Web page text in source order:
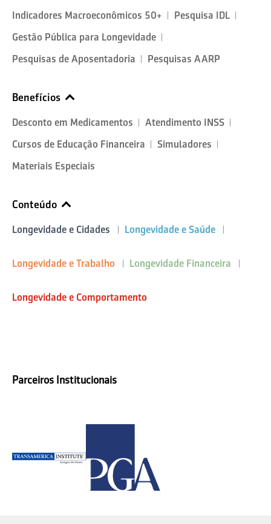
Indicadores Macroeconômicos 50+
Pesquisa IDL
Gestão Pública para Longevidade
Pesquisas de Aposentadoria
Pesquisas AARP
Benefícios
Desconto em Medicamentos
Atendimento INSS
Cursos de Educação Financeira
Simuladores
Materiais Especiais
Conteúdo
Longevidade e Cidades Longevidade e Saúde
Longevidade e Trabalho Longevidade Financeira
Longevidade e Comportamento
Parceiros Institucionais